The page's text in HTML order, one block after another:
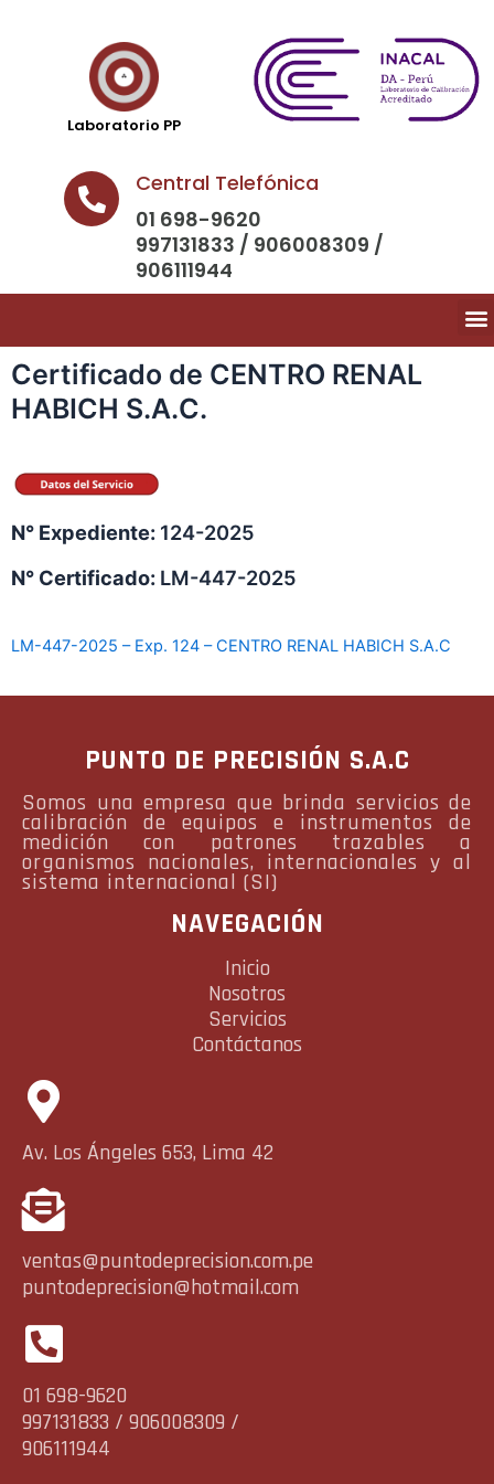
Laboratorio PP
Central Telefónica
01 698-9620
997131833 / 906008309 /
906111944
Certificado de CENTRO RENAL
HABICH S.A.C.
N° Expediente: 124-2025
N° Certificado: LM-447-2025
LM-447-2025 – Exp. 124 – CENTRO RENAL HABICH S.A.C
PUNTO DE PRECISIÓN S.A.C
Somos una empresa que brinda servicios de
calibración de equipos e instrumentos de
medición con patrones trazables a
organismos nacionales, internacionales y al
sistema internacional (SI)
NAVEGACIÓN
Inicio
Nosotros
Servicios
Contáctanos
Av. Los Ángeles 653, Lima 42
ventas@puntodeprecision.com.pe
puntodeprecision@hotmail.com
01 698-9620
997131833 / 906008309 /
906111944